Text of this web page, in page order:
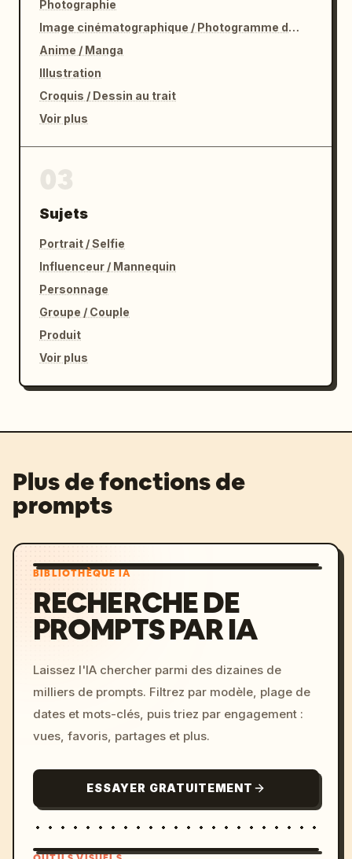
Photographie
Image cinématographique / Photogramme de film
Anime / Manga
Illustration
Croquis / Dessin au trait
Voir plus
Sujets
Portrait / Selfie
Influenceur / Mannequin
Personnage
Groupe / Couple
Produit
Voir plus
Plus de fonctions de
prompts
BIBLIOTHÈQUE IA
RECHERCHE DE
PROMPTS PAR IA
Laissez l'IA chercher parmi des dizaines de
milliers de prompts. Filtrez par modèle, plage de
dates et mots-clés, puis triez par engagement :
vues, favoris, partages et plus.
ESSAYER GRATUITEMENT